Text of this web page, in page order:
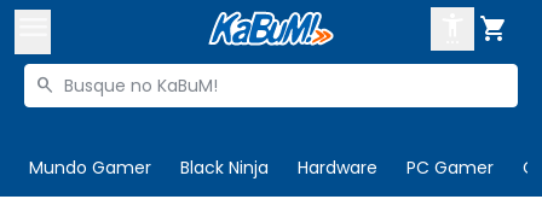

Buscar produtos

Mundo Gamer Black Ninja Hardware PC Gamer